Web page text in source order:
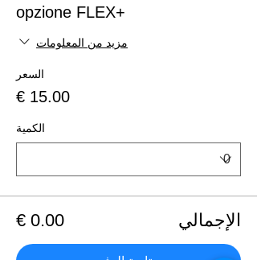
+opzione FLEX
مزيد من المعلومات
السعر
الكمية
الإجمالي